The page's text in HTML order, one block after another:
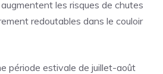
les risques de chutes
redoutables dans le couloir
période estivale de juillet-août